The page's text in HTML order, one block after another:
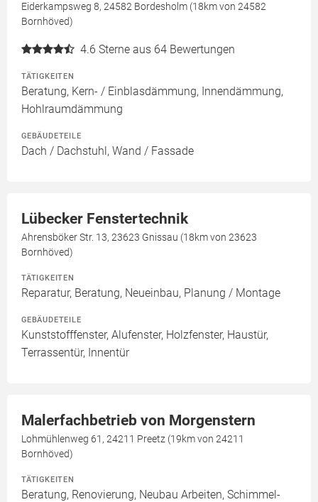
Eiderkampsweg 8, 24582 Bordesholm (18km von 24582
Bornhöved)
4.6 Sterne aus 64 Bewertungen
TÄTIGKEITEN
Beratung, Kern- / Einblasdämmung, Innendämmung,
Hohlraumdämmung
GEBÄUDETEILE
Dach / Dachstuhl, Wand / Fassade
Lübecker Fenstertechnik
Ahrensböker Str. 13, 23623 Gnissau (18km von 23623
Bornhöved)
TÄTIGKEITEN
Reparatur, Beratung, Neueinbau, Planung / Montage
GEBÄUDETEILE
Kunststofffenster, Alufenster, Holzfenster, Haustür,
Terrassentür, Innentür
Malerfachbetrieb von Morgenstern
Lohmühlenweg 61, 24211 Preetz (19km von 24211
Bornhöved)
TÄTIGKEITEN
Beratung, Renovierung, Neubau Arbeiten, Schimmel-